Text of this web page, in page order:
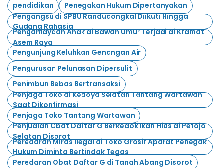
pendidikan
Penegakan Hukum Dipertanyakan
Pengangsu di SPBU Randudongkal Diikuti Hingga
Gudang Rahasia
Penganiayaan Anak di Bawah Umur Terjadi di Kramat
Asem Raya
Pengunjung Keluhkan Genangan Air
Pengurusan Pelunasan Dipersulit
Penimbun Bebas Bertransaksi
Penjaga Toko di Kedoya Selatan Tantang Wartawan
Saat Dikonfirmasi
Penjaga Toko Tantang Wartawan
Penjualan Obat Daftar G Berkedok Ikan Hias di Petojo
Selatan Disorot
Peredaran Miras Ilegal di Toko Grosir Aparat Penegak
Hukum Diminta Bertindak Tegas
Peredaran Obat Daftar G di Tanah Abang Disorot